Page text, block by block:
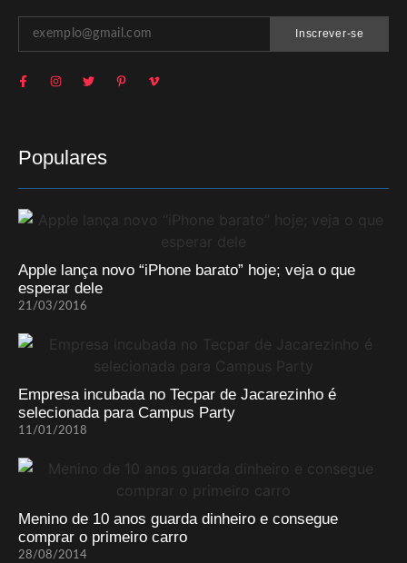
Inscrever-se
Populares
Apple lança novo “iPhone barato” hoje; veja o que
esperar dele
21/03/2016
Empresa incubada no Tecpar de Jacarezinho é
selecionada para Campus Party
11/01/2018
Menino de 10 anos guarda dinheiro e consegue
comprar o primeiro carro
28/08/2014